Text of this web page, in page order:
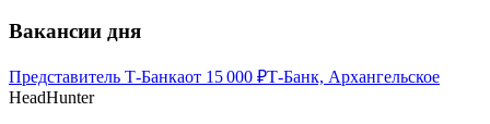
Вакансии дня
Представитель Т-Банкаот 15 000 ₽Т-Банк, Архангельское
HeadHunter